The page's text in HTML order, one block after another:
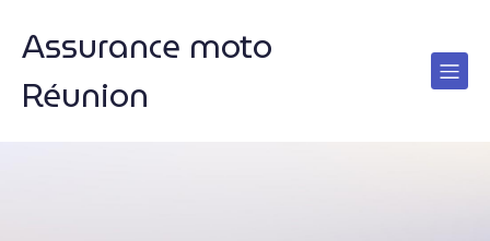
Assurance moto
Réunion